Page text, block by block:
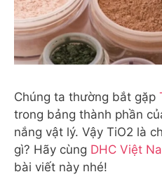
Chúng ta thường bắt gặp
trong bảng thành phần
nắng vật lý. Vậy TiO2 là
gì? Hãy cùng DHC Việt
bài viết này nhé!